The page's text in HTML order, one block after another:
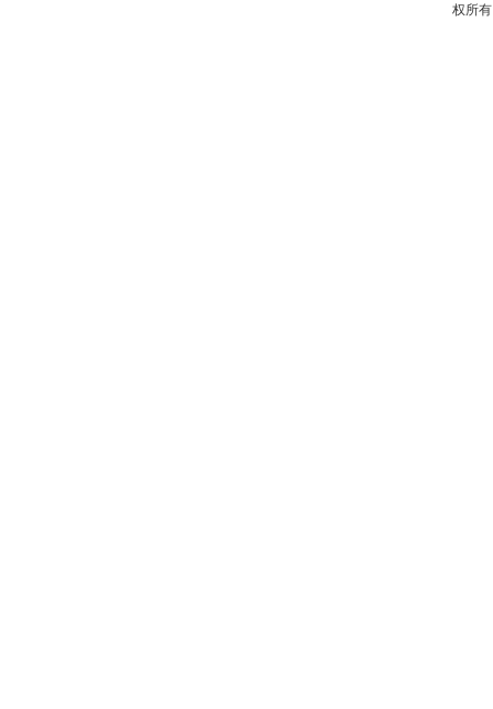
权所